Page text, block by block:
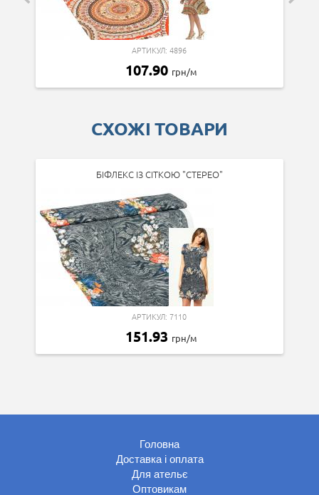
АРТИКУЛ: 4896
107.90 грн/м
СХОЖІ ТОВАРИ
БІФЛЕКС ІЗ СІТКОЮ "СТЕРЕО"
АРТИКУЛ: 7110
151.93 грн/м
Головна
Доставка і оплата
Для ательє
Оптовикам